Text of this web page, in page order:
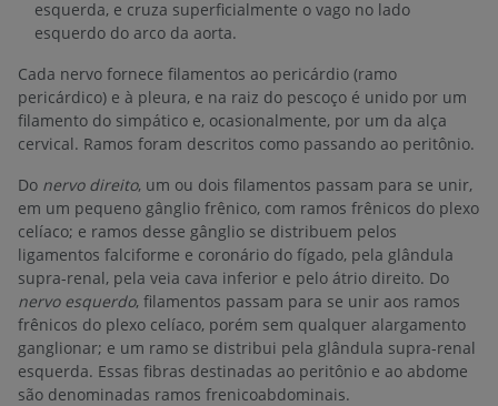
esquerda, e cruza superficialmente o vago no lado
esquerdo do arco da aorta.
Cada nervo fornece filamentos ao pericárdio (ramo
pericárdico) e à pleura, e na raiz do pescoço é unido por um
filamento do simpático e, ocasionalmente, por um da alça
cervical. Ramos foram descritos como passando ao peritônio.
Do nervo direito, um ou dois filamentos passam para se unir,
em um pequeno gânglio frênico, com ramos frênicos do plexo
celíaco; e ramos desse gânglio se distribuem pelos
ligamentos falciforme e coronário do fígado, pela glândula
supra-renal, pela veia cava inferior e pelo átrio direito. Do
nervo esquerdo, filamentos passam para se unir aos ramos
frênicos do plexo celíaco, porém sem qualquer alargamento
ganglionar; e um ramo se distribui pela glândula supra-renal
esquerda. Essas fibras destinadas ao peritônio e ao abdome
são denominadas ramos frenicoabdominais.